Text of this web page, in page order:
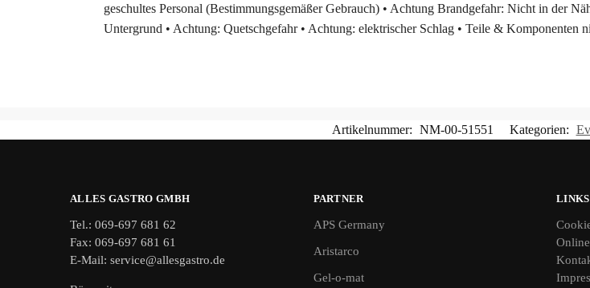
geschultes Personal (Bestimmungsgemäßer Gebrauch) • Achtung Brandgefahr: Nicht in der
Untergrund • Achtung: Quetschgefahr • Achtung: elektrischer Schlag • Teile & Komponenten
Artikelnummer: NM-00-51551 Kategorien:
ALLES GASTRO GMBH
Tel.: 069-697 681 62
Fax: 069-697 681 61
E-Mail: service@allesgastro.de
PARTNER
APS Germany
Aristarco
Gel-o-mat
LINKS